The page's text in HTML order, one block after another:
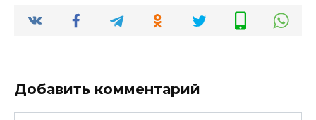
Добавить комментарий